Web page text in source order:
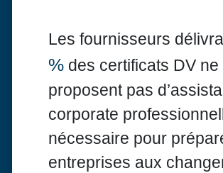
Les fournisseurs
% des certificats DV ne
proposent pas
corporate
nécessaire pour
entreprises aux